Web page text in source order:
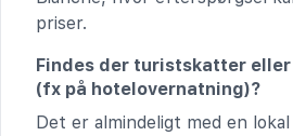
priser.
Findes der turistskatter
(fx på hotelovernatning)?
Det er almindeligt med en lokal